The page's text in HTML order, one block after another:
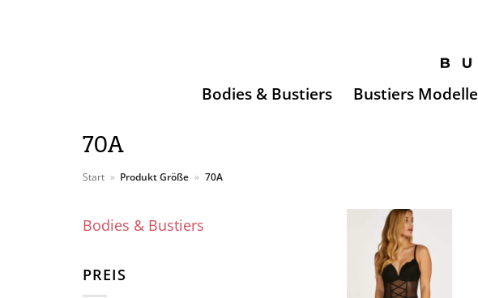
Bodies & Bustiers Bustiers Modelle
70A
Start » Produkt Größe » 70A
Bodies & Bustiers
PREIS